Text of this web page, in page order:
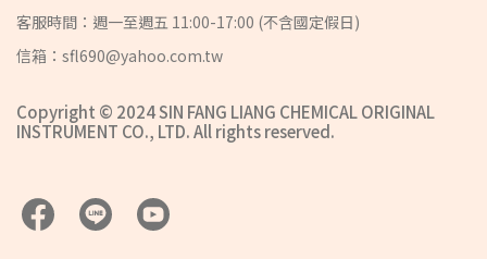
客服時間：週一至週五 11:00-17:00 (不含國定假日)
信箱：sfl690@yahoo.com.tw
Copyright © 2024 SIN FANG LIANG CHEMICAL ORIGINAL
INSTRUMENT CO., LTD. All rights reserved.